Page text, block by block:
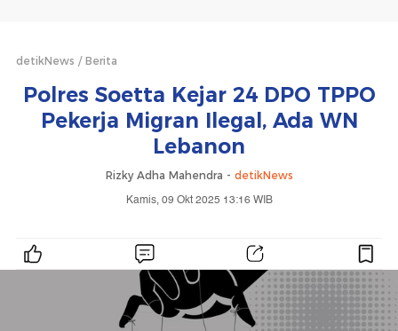
detikNews Berita
Polres Soetta Kejar 24 DPO TPPO
Pekerja Migran Ilegal, Ada WN
Lebanon
Rizky Adha Mahendra - detikNews
Kamis, 09 Okt 2025 13:16 WIB